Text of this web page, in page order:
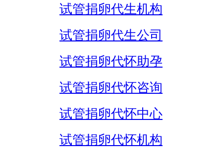
试管捐卵代生机构
试管捐卵代生公司
试管捐卵代怀助孕
试管捐卵代怀咨询
试管捐卵代怀中心
试管捐卵代怀机构